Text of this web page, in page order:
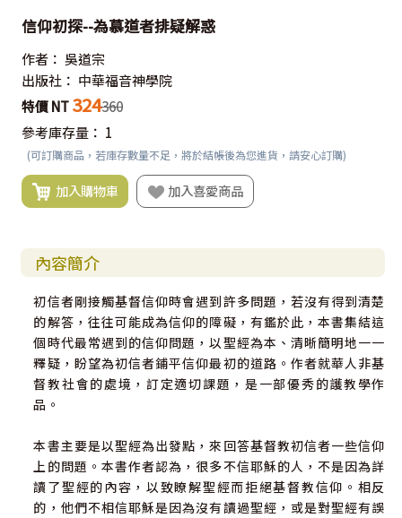
信仰初探--為慕道者排疑解惑
作者： 吳道宗
出版社： 中華福音神學院
特價 NT 324360
參考庫存量： 1
(可訂購商品，若庫存數量不足，將於結帳後為您進貨，請安心訂購)
加入購物車 加入喜愛商品
內容簡介
初信者剛接觸基督信仰時會遇到許多問題，若沒有得到清楚
的解答，往往可能成為信仰的障礙，有鑑於此，本書集結這
個時代最常遇到的信仰問題，以聖經為本、清晰簡明地一一
釋疑，盼望為初信者鋪平信仰最初的道路。作者就華人非基
督教社會的處境，訂定適切課題，是一部優秀的護教學作
品。
本書主要是以聖經為出發點，來回答基督教初信者一些信仰
上的問題。本書作者認為，很多不信耶穌的人，不是因為詳
讀了聖經的內容，以致瞭解聖經而拒絕基督教信仰。相反
的，他們不相信耶穌是因為沒有讀過聖經，或是對聖經有誤